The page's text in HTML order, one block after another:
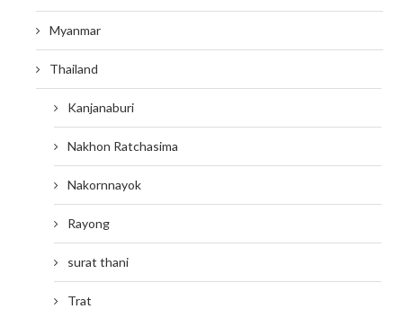
Myanmar
Thailand
Kanjanaburi
Nakhon Ratchasima
Nakornnayok
Rayong
surat thani
Trat